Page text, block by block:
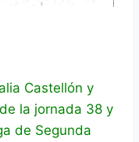
Castellón y
la jornada 38 y
de Segunda